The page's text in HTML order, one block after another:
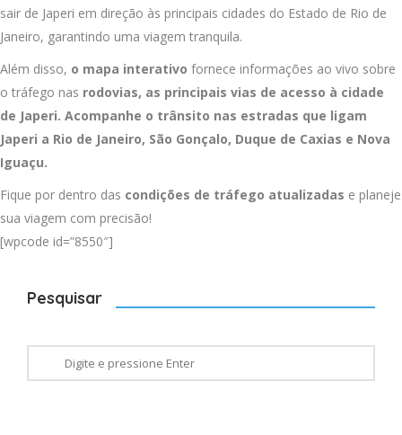
sair de Japeri em direção às principais cidades do Estado de Rio de
Janeiro, garantindo uma viagem tranquila.
Além disso, o mapa interativo fornece informações ao vivo sobre
o tráfego nas rodovias, as principais vias de acesso à cidade
de Japeri. Acompanhe o trânsito nas estradas que ligam
Japeri a Rio de Janeiro, São Gonçalo, Duque de Caxias e Nova
Iguaçu.
Fique por dentro das condições de tráfego atualizadas e planeje
sua viagem com precisão!
[wpcode id=”8550″]
Pesquisar